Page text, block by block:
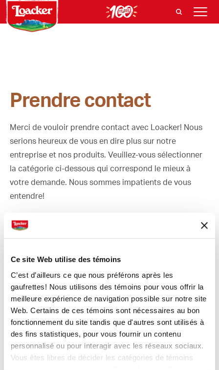
Ce site Web utilise des témoins
C’est d’ailleurs ce que nous préférons après les
gaufrettes! Nous utilisons des témoins pour vous offrir la
meilleure expérience de navigation possible sur notre site
Web. Certains de ces témoins sont nécessaires au bon
fonctionnement du site tandis que d'autres sont utilisés à
des fins statistiques, pour vous fournir un contenu
personnalisé ou pour interagir avec les réseaux sociaux.
Vous êtes libres de décider les catégories de témoins
Prendre contact
Merci de vouloir prendre contact avec Loacker! Nous
serions heureux de vous en dire plus sur notre
entreprise et nos produits. Veuillez-vous sélectionner
la catégorie ci-dessous qui correspond le mieux à
votre demande. Nous sommes impatients de vous
entendre!
qui correspond le mieux à votre demande pour
2. Remplissez-le et cliquez sur "Envoyer" - nous
vous répondrons les plus rapidement possible..